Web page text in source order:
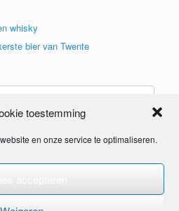
toestemming
en onze service te optimaliseren.
whisky
bier van Twente